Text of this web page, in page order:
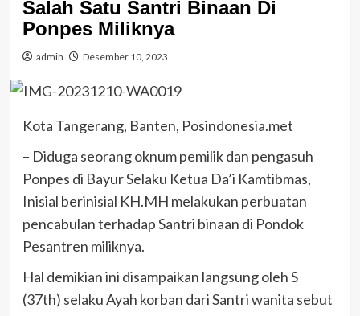
Salah Satu Santri Binaan Di
Ponpes Miliknya
admin Desember 10, 2023
Kota Tangerang, Banten, Posindonesia.met
– Diduga seorang oknum pemilik dan pengasuh
Ponpes di Bayur Selaku Ketua Da’i Kamtibmas,
Inisial berinisial KH.MH melakukan perbuatan
pencabulan terhadap Santri binaan di Pondok
Pesantren miliknya.
Hal demikian ini disampaikan langsung oleh S
(37th) selaku Ayah korban dari Santri wanita sebut